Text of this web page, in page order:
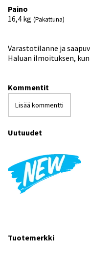
Paino
16,4 kg (Pakattuna)
Varastotilanne ja
Haluan ilmoituksen,
Kommentit
Lisää kommentti
Uutuudet
Tuotemerkki